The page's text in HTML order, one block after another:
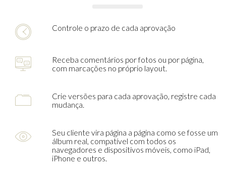
Controle o prazo de cada aprovação
Receba comentários por fotos ou por página,
com marcações no próprio layout.
Crie versões para cada aprovação, registre cada
mudança.
Seu cliente vira página a página como se fosse um
álbum real, compatível com todos os
navegadores e dispositivos móveis, como iPad,
iPhone e outros.